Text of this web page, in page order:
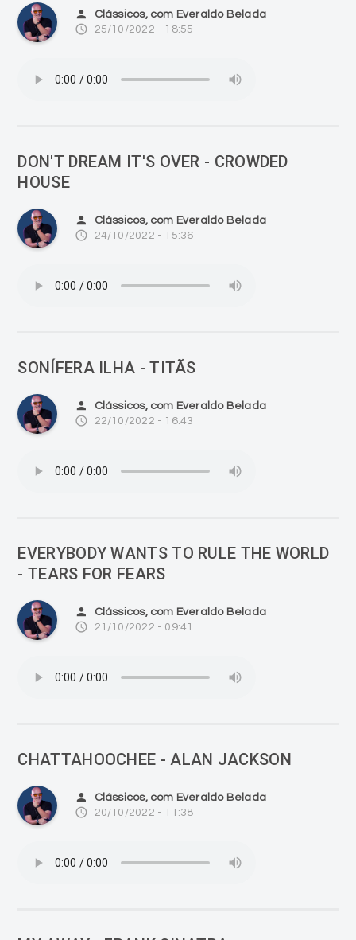
person Clássicos, com Everaldo Belada
access_time 25/10/2022 - 18:55
DON'T DREAM IT'S OVER - CROWDED
HOUSE
person Clássicos, com Everaldo Belada
access_time 24/10/2022 - 15:36
SONÍFERA ILHA - TITÃS
person Clássicos, com Everaldo Belada
access_time 22/10/2022 - 16:43
EVERYBODY WANTS TO RULE THE WORLD
- TEARS FOR FEARS
person Clássicos, com Everaldo Belada
access_time 21/10/2022 - 09:41
CHATTAHOOCHEE - ALAN JACKSON
person Clássicos, com Everaldo Belada
access_time 20/10/2022 - 11:38